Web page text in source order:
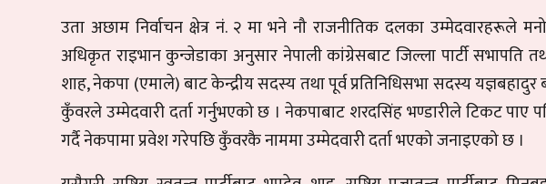
उता अछाम निर्वाचन क्षेत्र नं. २ मा भने नौ राजनीतिक दलका उम्मेदवारहरूले
अधिकृत राइभान कुन्जेडाका अनुसार नेपाली कांग्रेसबाट जिल्ला पार्टी सभापति
शाह, नेकपा (एमाले) बाट केन्द्रीय सदस्य तथा पूर्व प्रतिनिधिसभा सदस्य यज्ञबहादुर
कुँवरले उम्मेदवारी दर्ता गर्नुभएको छ । नेकपाबाट शरदसिंह भण्डारीले टिकट पाए
गर्दै नेकपामा प्रवेश गरेपछि कुँवरकै नाममा उम्मेदवारी दर्ता भएको जनाइएको छ ।